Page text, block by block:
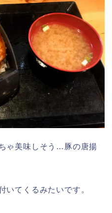
ゃ美味しそう…豚の唐揚
いてくるみたいです。